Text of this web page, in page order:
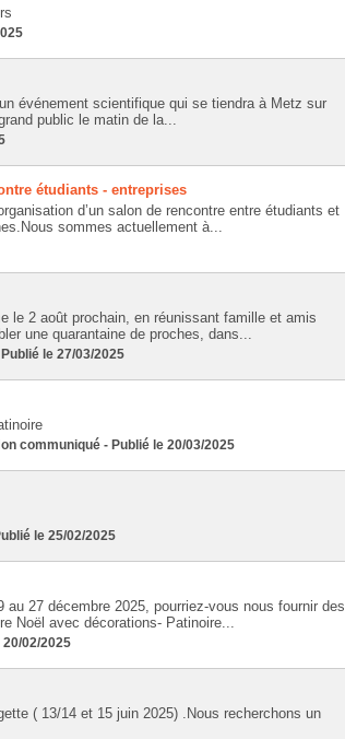
événement scientifique qui se tiendra à Metz sur
public le matin de la...
étudiants - entreprises
d’un salon de rencontre entre étudiants et
sommes actuellement à...
le 2 août prochain, en réunissant famille et amis
une quarantaine de proches, dans...
le 27/03/2025
communiqué - Publié le 20/03/2025
le 25/02/2025
27 décembre 2025, pourriez-vous nous fournir des
Noël avec décorations- Patinoire...
02/2025
( 13/14 et 15 juin 2025) .Nous recherchons un